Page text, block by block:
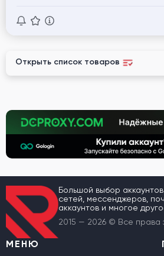
Открыть список товаров
Большой выбор
сетей, мессенджеров,
аккаунтов и многое
2015 — 2026 © Все права
МЕНЮ